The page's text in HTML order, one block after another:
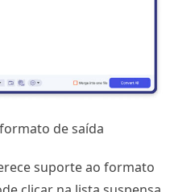
de saída
suporte ao formato